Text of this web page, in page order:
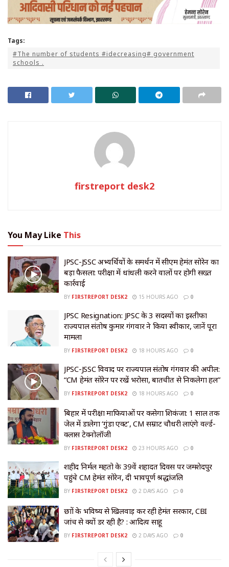
Tags:
#The number of students #idecreasing# government
schools .
firstreport desk2
You May Like This
JPSC-JSSC अभ्यर्थियों के समर्थन में सीएम हेमंत सोरेन का
बड़ा फैसला: परीक्षा में धांधली करने वालों पर होगी सख्त
कार्रवाई
BY FIRSTREPORT DESK2 15 HOURS AGO 0
JPSC Resignation: JPSC के 3 सदस्यों का इस्तीफा
राज्यपाल संतोष कुमार गंगवार ने किया स्वीकार, जानें पूरा
मामला
BY FIRSTREPORT DESK2 18 HOURS AGO 0
JPSC-JSSC विवाद पर राज्यपाल संतोष गंगवार की अपील:
“CM हेमंत सोरेन पर रखें भरोसा, बातचीत से निकलेगा हल”
BY FIRSTREPORT DESK2 18 HOURS AGO 0
बिहार में परीक्षा माफियाओं पर कसेगा शिकंजा: 1 साल तक
जेल में डालेगा ‘गुंडा एक्ट’, CM सम्राट चौधरी लाएंगे वर्ल्ड-
क्लास टेक्नोलॉजी
BY FIRSTREPORT DESK2 23 HOURS AGO 0
शहीद निर्मल महतो के 39वें शहादत दिवस पर जमशेदपुर
पहुंचे CM हेमंत सोरेन, दी भावपूर्ण श्रद्धांजलि
BY FIRSTREPORT DESK2 2 DAYS AGO 0
छात्रों के भविष्य से खिलवाड़ कर रही हेमंत सरकार, CBI
जांच से क्यों डर रही है? : आदित्य साहू
BY FIRSTREPORT DESK2 2 DAYS AGO 0